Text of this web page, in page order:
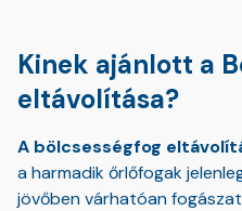
Kinek ajánlott a
eltávolítása?
A bölcsességfog
a harmadik őrlőfogak
jövőben várhatóan